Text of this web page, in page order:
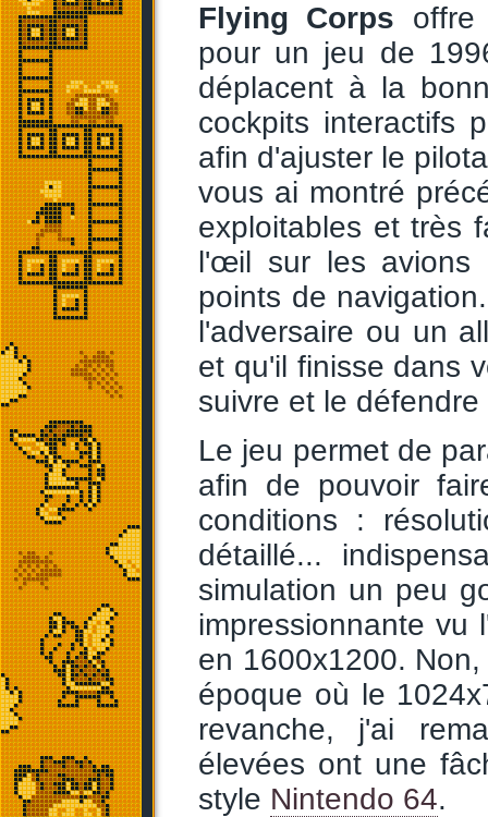
Flying Corps offre
pour un jeu de
déplacent à la
cockpits interactifs
afin d'ajuster le
vous ai montré
exploitables et très
l'œil sur les avions
points de
l'adversaire ou un
et qu'il finisse dans
suivre et le
Le jeu permet de
afin de pouvoir
conditions :
détaillé...
simulation un peu
impressionnante vu
en 1600x1200.
époque où le
revanche, j'ai
élevées ont une
style Nintendo 64.